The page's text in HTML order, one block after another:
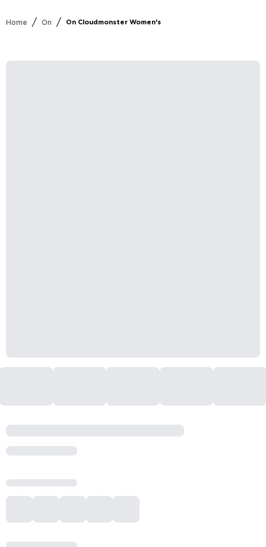
Home / On / On Cloudmonster Women's